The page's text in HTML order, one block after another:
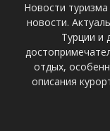
Новости
новости.
Турции и
отдых,
описания